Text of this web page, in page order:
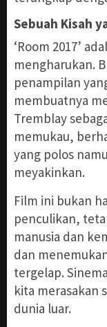
Sebuah Kisah
‘Room 2017’
mengharukan.
penampilan
membuatnya
Tremblay
memukau,
yang polos
meyakinkan.
Film ini bukan
penculikan,
manusia dan
dan
tergelap.
kita merasakan
dunia luar.